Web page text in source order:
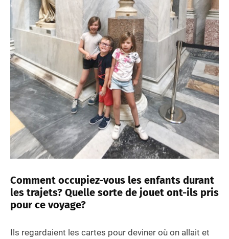
Comment occupiez-vous les enfants durant
les trajets? Quelle sorte de jouet ont-ils pris
pour ce voyage?
Ils regardaient les cartes pour deviner où on allait et